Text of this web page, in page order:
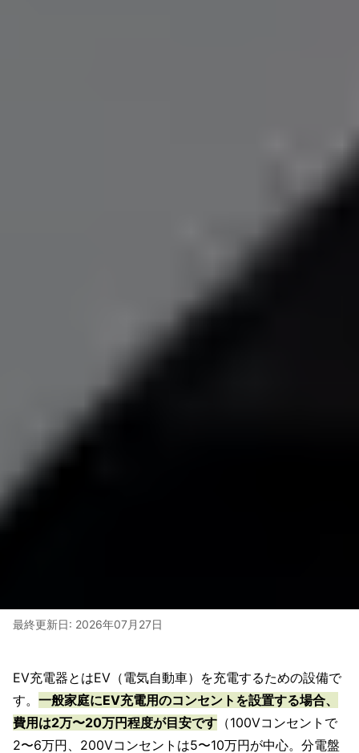
最終更新日: 2026年07月27日
EV充電器とはEV（電気自動車）を充電するための設備で
す。 一般家庭にEV充電用のコンセントを設置する場合、
費用は2万〜20万円程度が目安です （100Vコンセントで
2〜6万円、200Vコンセントは5〜10万円が中心。分電盤